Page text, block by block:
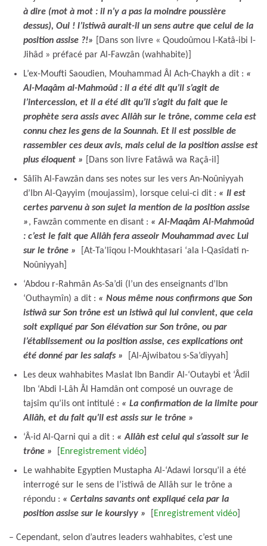
à dire (mot à mot : il n’y a pas la moindre poussière
dessus), Oui ! l’istiwâ aurait-il un sens autre que celui de la
position assise ?!»
[Dans son livre « Qoudoûmou l-Katâ-ibi l-
Jihâd » préfacé par Al-Fawzân (wahhabite)]
L’ex-Moufti Saoudien, Mouhammad Âl Ach-Chaykh a dit : «
Al-Maqâm al-Mahmoûd : il a été dit qu’il s’agit de
l’intercession, et il a été dit qu’il s’agit du fait que le
prophète sera assis avec Allâh sur le trône, comme cela est
connu chez les gens de la Sounnah. Et il est possible de
rassembler ces deux avis, mais celui de la position assise est
plus éloquent »
[Dans son livre Fatâwâ wa Raçâ-il]
Sâlîh Al-Fawzân dans ses notes sur les vers An-Noûniyyah
d’Ibn Al-Qayyim (moujassim), lorsque celui-ci dit : « Il est
certes parvenu à son sujet la mention de la position assise
», Fawzân commente en disant : « Al-Maqâm Al-Mahmoûd
: c’est le fait que Allâh fera asseoir Mouhammad avec Lui
sur le trône »
[At-Ta’lîqou l-Moukhtasari ‘ala l-Qasîdati n-
Noûniyyah]
‘Abdou r-Rahmân As-Sa’di (l’un des enseignants d’Ibn
‘Outhaymîn) a dit : « Nous même nous confirmons que Son
istiwâ sur Son trône est un istiwâ qui lui convient, que cela
soit expliqué par Son élévation sur Son trône, ou par
l’établissement ou la position assise, ces explications ont
été donné par les salafs »
[Al-Ajwibatou s-Sa’diyyah]
Les deux wahhabites Maslat Ibn Bandir Al-‘Outaybi et ‘Âdil
Ibn ‘Abdi l-Lâh Âl Hamdân ont composé un ouvrage de
tajsîm qu’ils ont intitulé : « La confirmation de la limite pour
Allâh, et du fait qu’il est assis sur le trône »
‘Â-id Al-Qarni qui a dit : « Allâh est celui qui s’assoit sur le
trône » Enregistrement vidéo
Le wahhabite Egyptien Mustapha Al-‘Adawi lorsqu’il a été
interrogé sur le sens de l’istiwâ de Allâh sur le trône a
répondu : « Certains savants ont expliqué cela par la
position assise sur le koursiyy » Enregistrement vidéo
– Cependant, selon d’autres leaders wahhabites, c’est une